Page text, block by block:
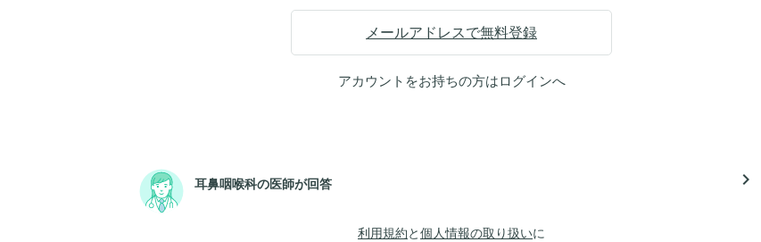
メールアドレスで無料登録
アカウントをお持ちの方はログインへ
耳鼻咽喉科の医師が回答 navigate_next
利用規約と個人情報の取り扱いに